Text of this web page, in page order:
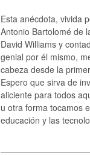
Esta anécdota, vivida
Antonio Bartolomé de
David Williams y
genial por él mismo,
cabeza desde la
Espero que sirva de
aliciente para todos
u otra forma tocamos
educación y las